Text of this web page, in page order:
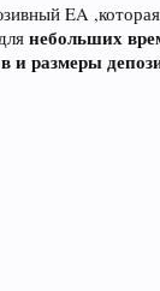
EA
небольших
и размеры